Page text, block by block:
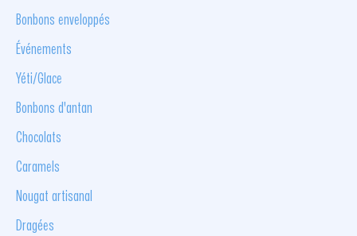
Bonbons enveloppés
Événements
Yéti/Glace
Bonbons d'antan
Chocolats
Caramels
Nougat artisanal
Dragées